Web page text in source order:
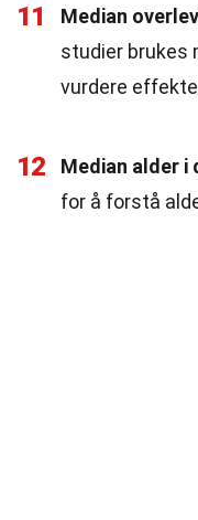
11 Median
studier brukes
vurdere
12 Median alder i
for å forstå